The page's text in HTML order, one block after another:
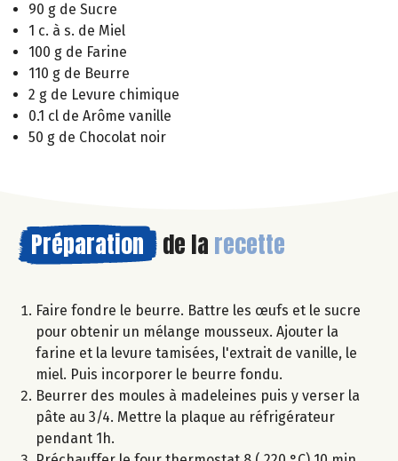
90 g de Sucre
1 c. à s. de Miel
100 g de Farine
110 g de Beurre
2 g de Levure chimique
0.1 cl de Arôme vanille
50 g de Chocolat noir
Préparation de la recette
Faire fondre le beurre. Battre les œufs et le sucre
pour obtenir un mélange mousseux. Ajouter la
farine et la levure tamisées, l'extrait de vanille, le
miel. Puis incorporer le beurre fondu.
Beurrer des moules à madeleines puis y verser la
pâte au 3/4. Mettre la plaque au réfrigérateur
pendant 1h.